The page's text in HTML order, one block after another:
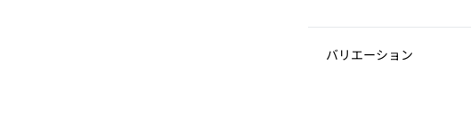
バリエーション